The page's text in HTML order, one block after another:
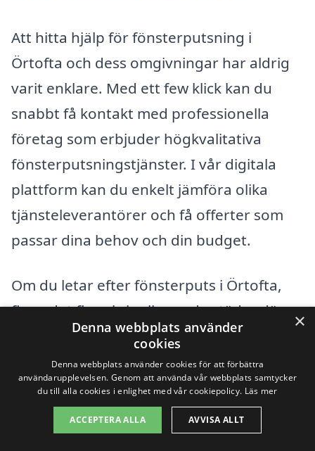
Att hitta hjälp för fönsterputsning i
Örtofta och dess omgivningar har aldrig
varit enklare. Med ett few klick kan du
snabbt få kontakt med professionella
företag som erbjuder högkvalitativa
fönsterputsningstjänster. I vår digitala
plattform kan du enkelt jämföra olika
tjänsteleverantörer och få offerter som
passar dina behov och din budget.
Om du letar efter fönsterputs i Örtofta,
finns det flera kringliggande städer där
du också kan hitta skickliga
fönsterputsare. Här är några av de
närliggande städerna där du kan söka:
Eslöv
×
Denna webbplats använder
cookies
Denna webbplats använder cookies för att förbättra
användarupplevelsen. Genom att använda vår webbplats samtycker
du till alla cookies i enlighet med vår cookiepolicy. Läs mer
ACCEPTERA ALLA AVVISA ALLT